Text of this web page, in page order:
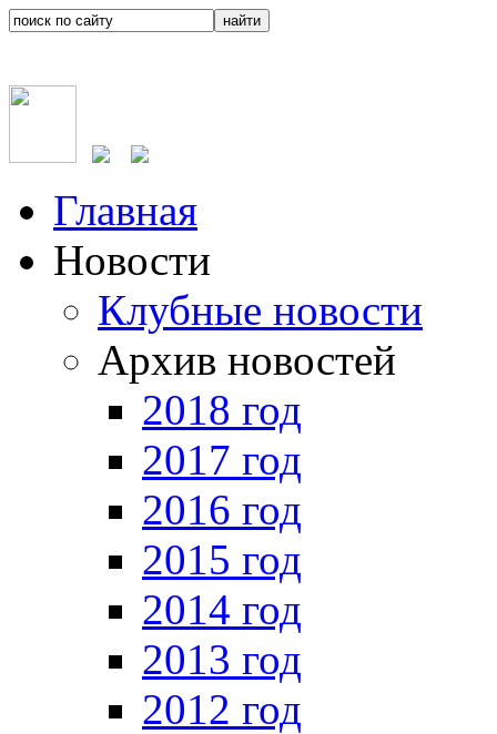
Главная
Новости
Клубные новости
Архив новостей
2018 год
2017 год
2016 год
2015 год
2014 год
2013 год
2012 год